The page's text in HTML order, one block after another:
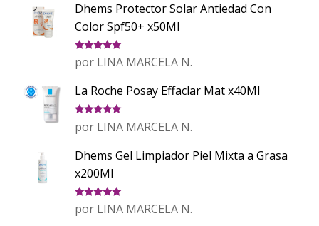
Dhems Protector Solar Antiedad Con
Color Spf50+ x50Ml
Valorado
con
de 5
por LINA MARCELA N.
La Roche Posay Effaclar Mat x40Ml
Valorado
con
de 5
por LINA MARCELA N.
Dhems Gel Limpiador Piel Mixta a Grasa
x200Ml
Valorado
con
de 5
por LINA MARCELA N.